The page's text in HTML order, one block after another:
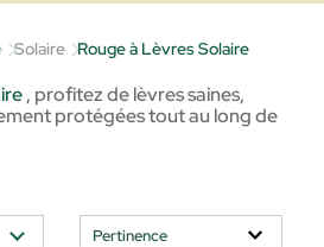
Solaire Rouge à Lèvres Solaire
, profitez de lèvres saines,
protégées tout au long de